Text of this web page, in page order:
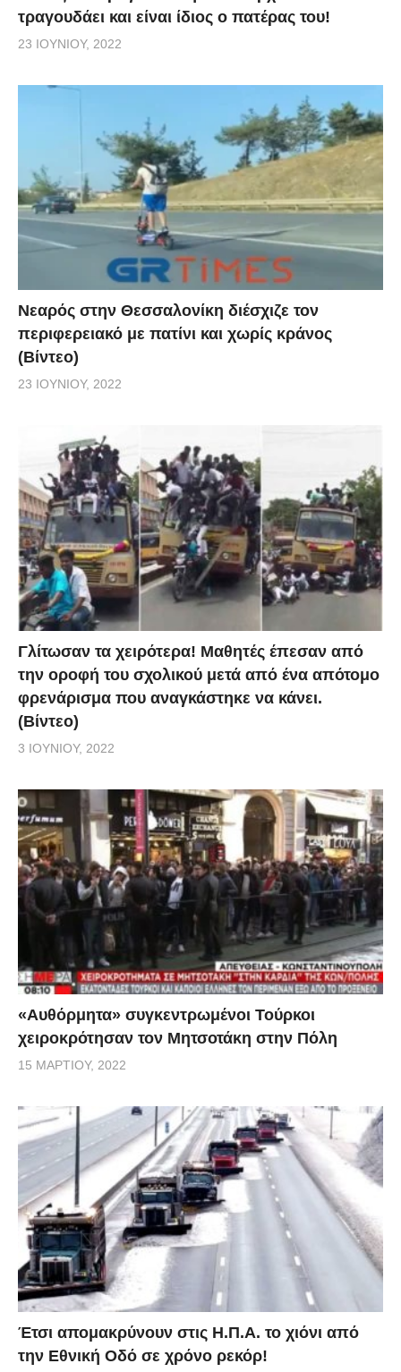
τραγουδάει και είναι ίδιος ο πατέρας του!
23 ΙΟΥΝΊΟΥ, 2022
Νεαρός στην Θεσσαλονίκη διέσχιζε τον
περιφερειακό με πατίνι και χωρίς κράνος
(Βίντεο)
23 ΙΟΥΝΊΟΥ, 2022
Γλίτωσαν τα χειρότερα! Μαθητές έπεσαν από
την οροφή του σχολικού μετά από ένα απότομο
φρενάρισμα που αναγκάστηκε να κάνει.
(Βίντεο)
3 ΙΟΥΝΊΟΥ, 2022
«Αυθόρμητα» συγκεντρωμένοι Τούρκοι
χειροκρότησαν τον Μητσοτάκη στην Πόλη
15 ΜΑΡΤΊΟΥ, 2022
Έτσι απομακρύνουν στις Η.Π.Α. το χιόνι από
την Εθνική Οδό σε χρόνο ρεκόρ!